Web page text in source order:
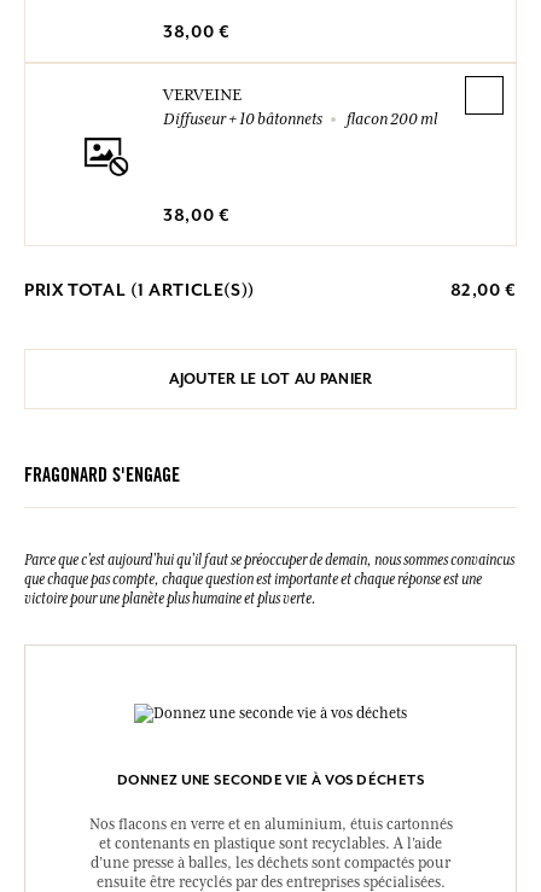
38,00 €
VERVEINE
Diffuseur + 10 bâtonnets
flacon 200 ml
38,00 €
PRIX TOTAL (1 ARTICLE(S)) 82,00 €
AJOUTER LE LOT AU PANIER
FRAGONARD S'ENGAGE
Parce que c’est aujourd’hui qu’il faut se préoccuper de demain, nous sommes convaincus
que chaque pas compte, chaque question est importante et chaque réponse est une
victoire pour une planète plus humaine et plus verte.
DONNEZ UNE SECONDE VIE À VOS DÉCHETS
Nos flacons en verre et en aluminium, étuis cartonnés
et contenants en plastique sont recyclables. A l’aide
d’une presse à balles, les déchets sont compactés pour
ensuite être recyclés par des entreprises spécialisées.